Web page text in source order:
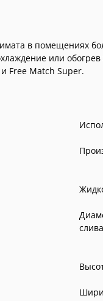
в помещениях
или
Free Match Super.